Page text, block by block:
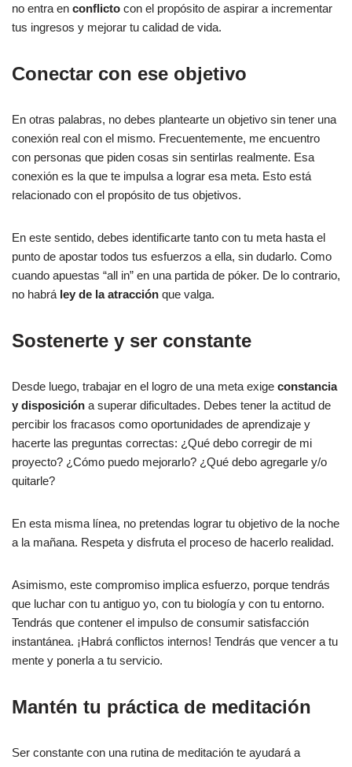
no entra en conflicto con el propósito de aspirar a incrementar
tus ingresos y mejorar tu calidad de vida.
Conectar con ese objetivo
En otras palabras, no debes plantearte un objetivo sin tener una
conexión real con el mismo. Frecuentemente, me encuentro
con personas que piden cosas sin sentirlas realmente. Esa
conexión es la que te impulsa a lograr esa meta. Esto está
relacionado con el propósito de tus objetivos.
En este sentido, debes identificarte tanto con tu meta hasta el
punto de apostar todos tus esfuerzos a ella, sin dudarlo. Como
cuando apuestas “all in” en una partida de póker. De lo contrario,
no habrá ley de la atracción que valga.
Sostenerte y ser constante
Desde luego, trabajar en el logro de una meta exige constancia
y disposición a superar dificultades. Debes tener la actitud de
percibir los fracasos como oportunidades de aprendizaje y
hacerte las preguntas correctas: ¿Qué debo corregir de mi
proyecto? ¿Cómo puedo mejorarlo? ¿Qué debo agregarle y/o
quitarle?
En esta misma línea, no pretendas lograr tu objetivo de la noche
a la mañana. Respeta y disfruta el proceso de hacerlo realidad.
Asimismo, este compromiso implica esfuerzo, porque tendrás
que luchar con tu antiguo yo, con tu biología y con tu entorno.
Tendrás que contener el impulso de consumir satisfacción
instantánea. ¡Habrá conflictos internos! Tendrás que vencer a tu
mente y ponerla a tu servicio.
Mantén tu práctica de meditación
Ser constante con una rutina de meditación te ayudará a